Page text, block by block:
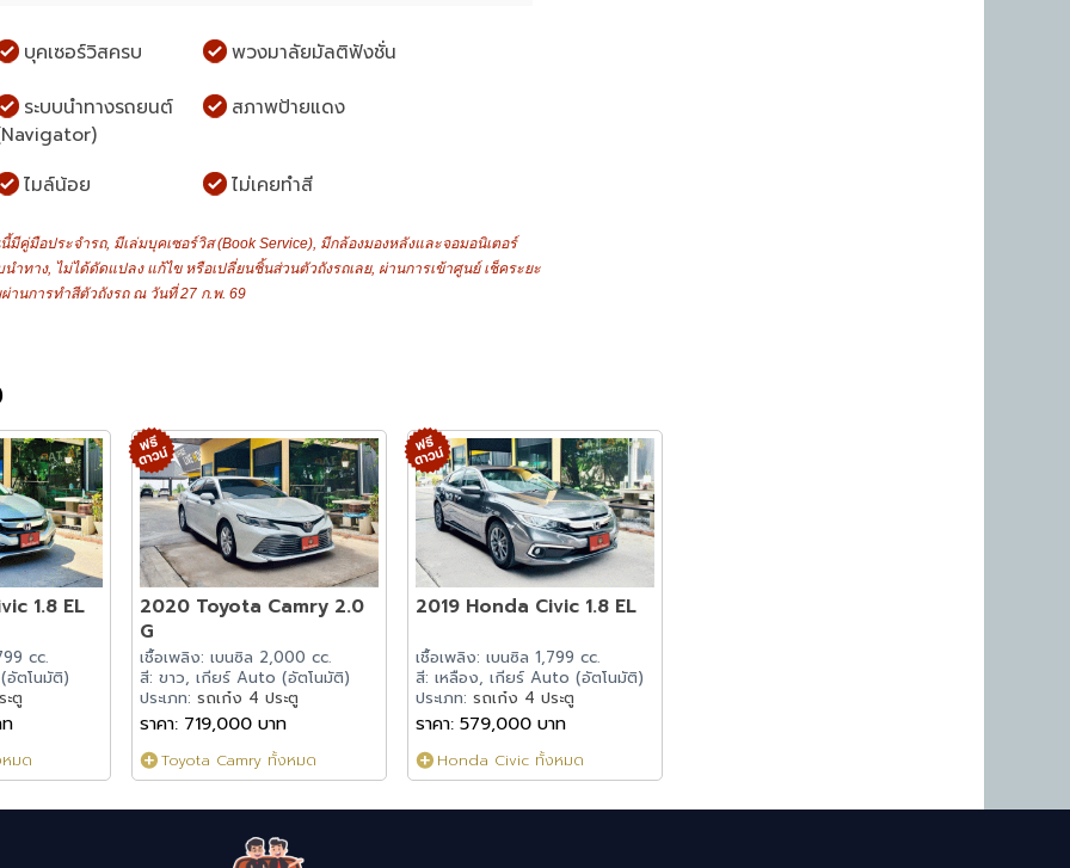
บุคเซอร์วิสครบ พวงมาลัยมัลติฟังชั่น
ระบบนำทางรถยนต์
สภาพป้ายแดง
ไมล์น้อย ไม่เคยทำสี
มีคู่มือประจำรถ, มีเล่มบุคเซอร์วิส (Book Service), มีกล้องมองหลังและจอมอนิเตอร์
ำทาง, ไม่ได้ดัดแปลง แก้ไข หรือเปลี่ยนชิ้นส่วนตัวถังรถเลย, ผ่านการเข้าศูนย์ เช็คระยะ
านการทำสีตัวถังรถ ณ วันที่ 27 ก.พ. 69
1.8 EL
cc.
อัตโนมัติ)
ตู
มด
2020 Toyota Camry 2.0
G
เชื้อเพลิง: เบนซิล 2,000 cc.
สี: ขาว, เกียร์ Auto (อัตโนมัติ)
ประเภท: รถเก๋ง 4 ประตู
ราคา: 719,000 บาท
Toyota Camry ทั้งหมด
2019 Honda Civic 1.8 EL
เชื้อเพลิง: เบนซิล 1,799 cc.
สี: เหลือง, เกียร์ Auto (อัตโนมัติ)
ประเภท: รถเก๋ง 4 ประตู
ราคา: 579,000 บาท
Honda Civic ทั้งหมด